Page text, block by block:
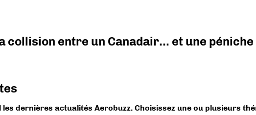
collision entre un Canadair… et une péniche
les dernières actualités Aerobuzz. Choisissez une ou plusieurs